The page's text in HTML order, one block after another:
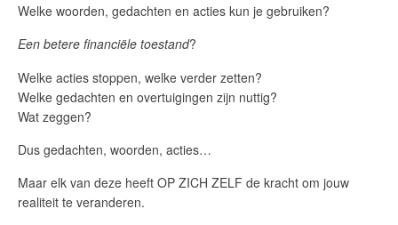
Welke woorden, gedachten en acties kun je gebruiken?
Een betere financiële toestand?
Welke acties stoppen, welke verder zetten?
Welke gedachten en overtuigingen zijn nuttig?
Wat zeggen?
Dus gedachten, woorden, acties…
Maar elk van deze heeft OP ZICH ZELF de kracht om jouw
realiteit te veranderen.